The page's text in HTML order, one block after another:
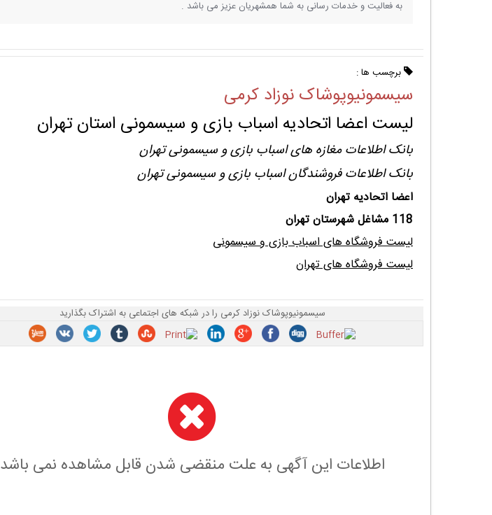
به فعالیت و خدمات رسانی به شما همشهریان عزیز می باشد .
برچسب ها :
سیسمونیوپوشاک نوزاد کرمی
لیست اعضا اتحادیه اسباب بازی و سیسمونی استان تهران
بانک اطلاعات مغازه های اسباب بازی و سیسمونی تهران
بانک اطلاعات فروشندگان اسباب بازی و سیسمونی تهران
اعضا اتحادیه تهران
118 مشاغل شهرستان تهران
لیست فروشگاه های اسباب بازی و سیسمونی
لیست فروشگاه های تهران
سیسمونیوپوشاک نوزاد کرمی را در شبکه های اجتماعی به اشتراک بگذارید
اطلاعات این آگهی به علت منقضی شدن قابل مشاهده نمی باشد